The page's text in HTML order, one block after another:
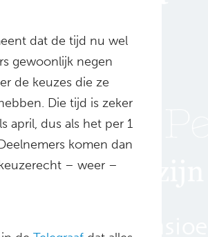
dat de tijd nu wel
gewoonlijk negen
de keuzes die ze
Die tijd is zeker
april, dus als het per 1
komen dan
– weer –